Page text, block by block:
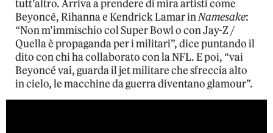
tutt’altro. Arriva a prendere di mira artisti come
Beyoncé, Rihanna e Kendrick Lamar inNamesake:
“Non m’immischio col Super Bowl o con Jay-Z /
Quella è propaganda per i militari”, dice puntando il
dito con chi ha collaborato con la NFL. E poi, “vai
Beyoncé vai, guarda il jet militare che sfreccia alto
in cielo, le macchine da guerra diventano glamour”.